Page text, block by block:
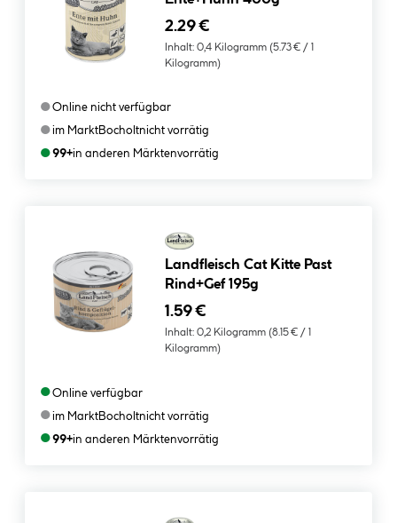
2.29 €
Inhalt: 0,4 Kilogramm (5.73 € / 1
Kilogramm)
●Online nicht verfügbar
●im MarktBocholtnicht vorrätig
●99+in anderen Märktenvorrätig
Landfleisch Cat Kitte Past
Rind+Gef 195g
1.59 €
Inhalt: 0,2 Kilogramm (8.15 € / 1
Kilogramm)
●Online verfügbar
●im MarktBocholtnicht vorrätig
●99+in anderen Märktenvorrätig